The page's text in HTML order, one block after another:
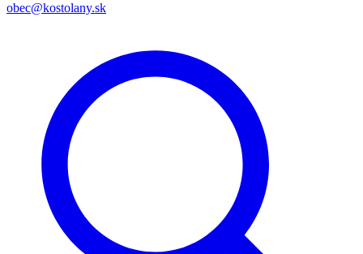
obec@kostolany.sk